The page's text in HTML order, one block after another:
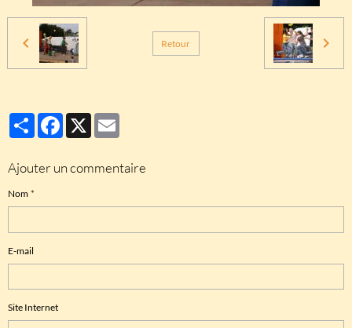
Retour
PartagerFacebook
X
Ajouter un commentaire
Nom
E-mail
Site Internet